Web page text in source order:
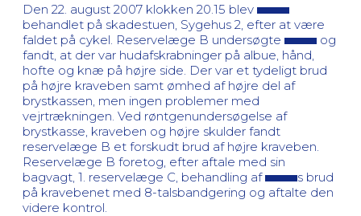
Den 22. august 2007 klokken 20.15 blev
behandlet på skadestuen, Sygehus 2, efter at være
faldet på cykel. Reservelæge B undersøgte
og
fandt, at der var hudafskrabninger på albue, hånd,
hofte og knæ på højre side. Der var et tydeligt brud
på højre kraveben samt ømhed af højre del af
brystkassen, men ingen problemer med
vejrtrækningen. Ved røntgenundersøgelse af
brystkasse, kraveben og højre skulder fandt
reservelæge B et forskudt brud af højre kraveben.
Reservelæge B foretog, efter aftale med sin
bagvagt, 1. reservelæge C, behandling af
s brud
på kravebenet med 8-talsbandgering og aftalte den
videre kontrol.